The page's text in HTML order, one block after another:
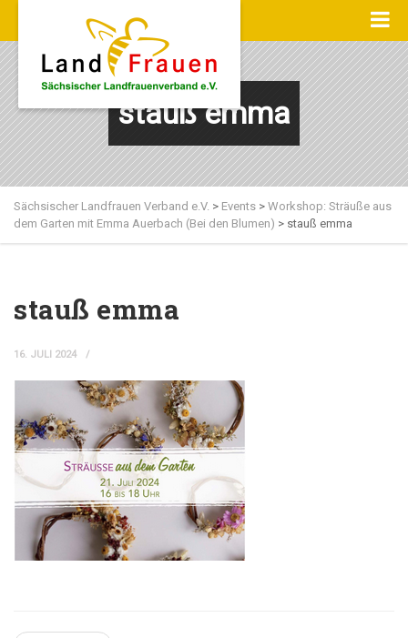
stauß emma
Sächsischer Landfrauen Verband e.V. > Events > Workshop: Sträuße aus
dem Garten mit Emma Auerbach (Bei den Blumen) > stauß emma
stauß emma
16. JULI 2024